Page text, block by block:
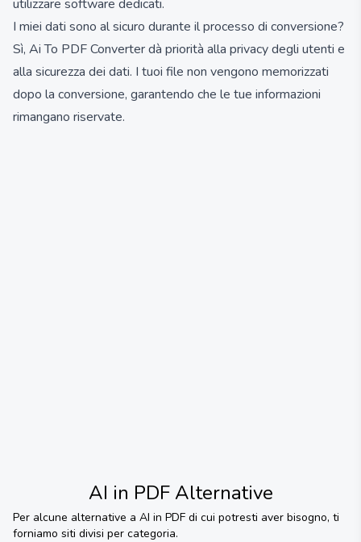
utilizzare software dedicati.
I miei dati sono al sicuro durante il processo di conversione?
Sì, Ai To PDF Converter dà priorità alla privacy degli utenti e
alla sicurezza dei dati. I tuoi file non vengono memorizzati
dopo la conversione, garantendo che le tue informazioni
rimangano riservate.
AI in PDF Alternative
Per alcune alternative a AI in PDF di cui potresti aver bisogno, ti
forniamo siti divisi per categoria.